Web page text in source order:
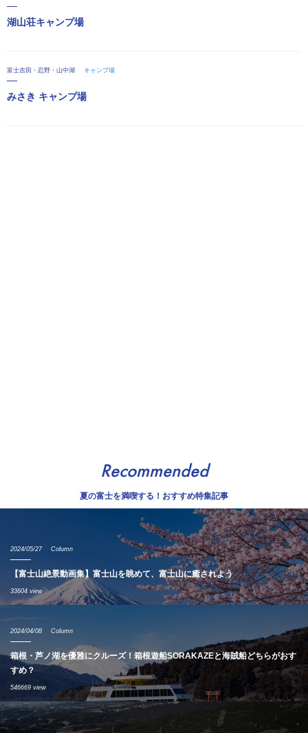
湖山荘キャンプ場
富士吉田・忍野・山中湖 キャンプ場
みさき キャンプ場
Recommended
夏の富士を満喫する！おすすめ特集記事
2024/05/27 Column
【富士山絶景動画集】富士山を眺めて、富士山に癒されよう
33604 view
2024/04/08 Column
箱根・芦ノ湖を優雅にクルーズ！箱根遊船SORAKAZEと海賊船どちらがおす
すめ？
546669 view